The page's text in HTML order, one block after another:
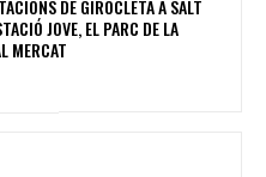
DE GIROCLETA A SALT
JOVE, EL PARC DE LA
MERCAT